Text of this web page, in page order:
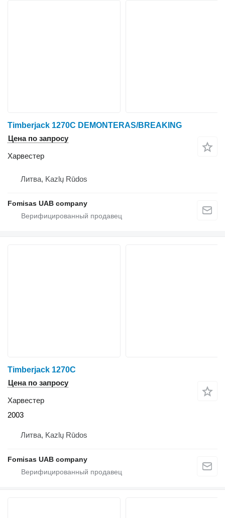
Timberjack 1270C DEMONTERAS/BREAKING
Цена по запросу
Харвестер
Литва, Kazlų Rūdos
Fomisas UAB company
Timberjack 1270C
Цена по запросу
Харвестер
2003
Литва, Kazlų Rūdos
Fomisas UAB company